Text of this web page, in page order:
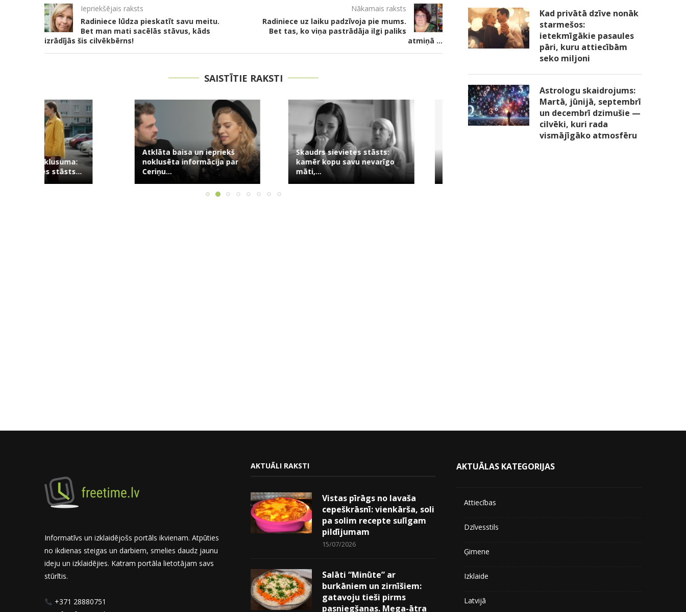
Iepriekšējais raksts
Radiniece lūdza pieskatīt savu meitu.
Bet man mati sacēlās stāvus, kāds
izrādījās šis cilvēkbērns!
Nākamais raksts
Radiniece uz laiku padzīvoja pie mums.
Bet tas, ko viņa pastrādāja ilgi paliks
atmiņā …
SAISTĪTIE RAKSTI
Atklāta baisa un iepriekš
noklusēta informācija par
Ceriņu...
Skaudrs sievietes stāsts:
kamēr kopu savu nevarīgo
māti,...
“Tev jau 35, bet nav ne bērnu,
ne...
Kad privātā dzīve nonāk
starmešos:
ietekmīgākie pasaules
pāri, kuru attiecībām
seko miljoni
Astrologu skaidrojums:
Martā, jūnijā, septembrī
un decembrī dzimušie —
cilvēki, kuri rada
vismājīgāko atmosfēru
Informatīvs un izklaidējošs portāls ikvienam. Atpūties
no ikdienas steigas un darbiem, smelies daudz jaunu
ideju un izklaidējies. Katram portāla lietotājam savs
stūrītis.
+371 28880751
AKTUĀLI RAKSTI
Vistas pīrāgs no lavaša
cepeškrāsnī: vienkārša, soli
pa solim recepte sulīgam
pildījumam
15/07/2026
Salāti “Minūte” ar
burkāniem un zirnīšiem:
gatavoju tieši pirms
pasniegšanas. Mega-ātra
AKTUĀLAS KATEGORIJAS
Attiecības
Dzīvesstils
Ģimene
Izklaide
Latvijā